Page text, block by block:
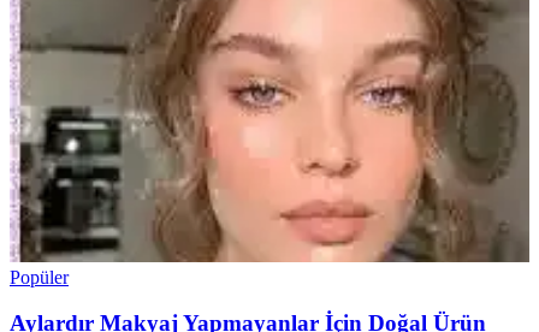
Popüler
Aylardır Makyaj Yapmayanlar İçin Doğal Ürün